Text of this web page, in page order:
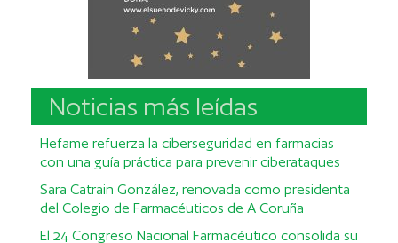
Noticias más leídas
Hefame refuerza la ciberseguridad en farmacias
con una guía práctica para prevenir ciberataques
Sara Catrain González, renovada como presidenta
del Colegio de Farmacéuticos de A Coruña
El 24 Congreso Nacional Farmacéutico consolida su